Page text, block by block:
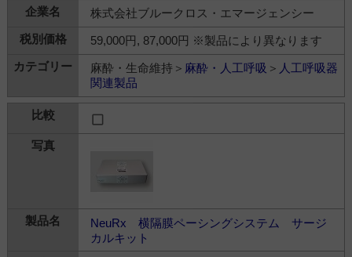
株式会社ブルークロス・エマージェンシー
59,000円, 87,000円 ※製品により異なります
麻酔・生命維持＞ 麻酔・人工呼吸 ＞ 人工呼吸器
関連製品
NeuRx 横隔膜ペーシングシステム サージ
カルキット